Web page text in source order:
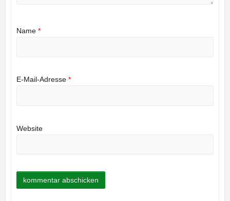
Name *
E-Mail-Adresse *
Website